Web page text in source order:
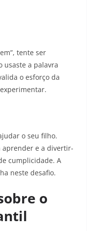
tente ser
usaste a palavra
o esforço da
o seu filho.
aprender e a divertir-
cumplicidade. A
neste desafio.
o